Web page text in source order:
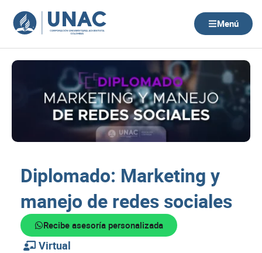
contenido
Menú
Diplomado: Marketing y
manejo de redes sociales
Recibe asesoría personalizada
Virtual